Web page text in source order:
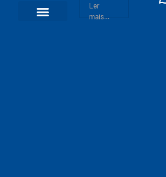
Ler
mais...